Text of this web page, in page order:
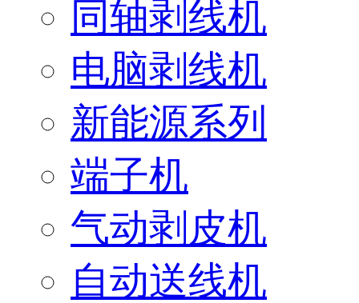
同轴剥线机
电脑剥线机
新能源系列
端子机
气动剥皮机
自动送线机